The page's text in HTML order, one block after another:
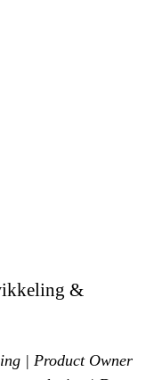
&
| Product Owner